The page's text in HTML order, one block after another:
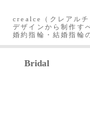
crealce（クレアル
デザインから制作す
婚約指輪・結婚指輪
Bridal